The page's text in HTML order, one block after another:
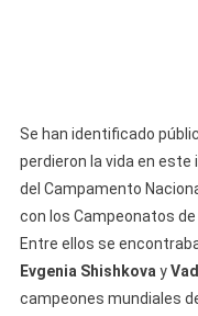
Se han identificado
perdieron la vida en
del Campamento
con los Campeonatos
Entre ellos se
Evgenia Shishkovay
campeones mundiales